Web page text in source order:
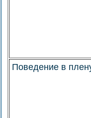
Поведение в